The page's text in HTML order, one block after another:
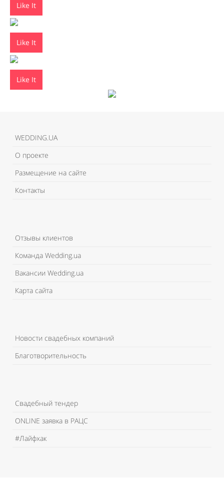
Like It
Like It
Like It
WEDDING.UA
О проекте
Размещение на сайте
Контакты
Отзывы клиентов
Команда Wedding.ua
Вакансии Wedding.ua
Карта сайта
Новости свадебных компаний
Благотворительность
Свадебный тендер
ONLINE заявка в РАЦС
#Лайфхак